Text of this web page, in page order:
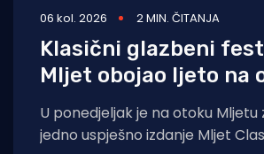
06 kol. 2026 2 MIN. ČITANJA
Klasični glazbeni
Mljet obojao ljeto na
U ponedjeljak je na otoku Mljetu
jedno uspješno izdanje Mljet